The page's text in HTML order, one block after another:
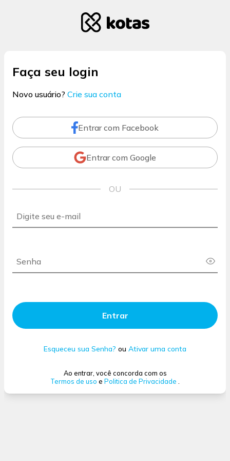
Faça seu login
Novo usuário? Crie sua conta
Entrar com Facebook
Entrar com Google
Entrar
Esqueceu sua Senha? ou Ativar uma conta
Ao entrar, você concorda com os
Termos de uso e Politica de Privacidade